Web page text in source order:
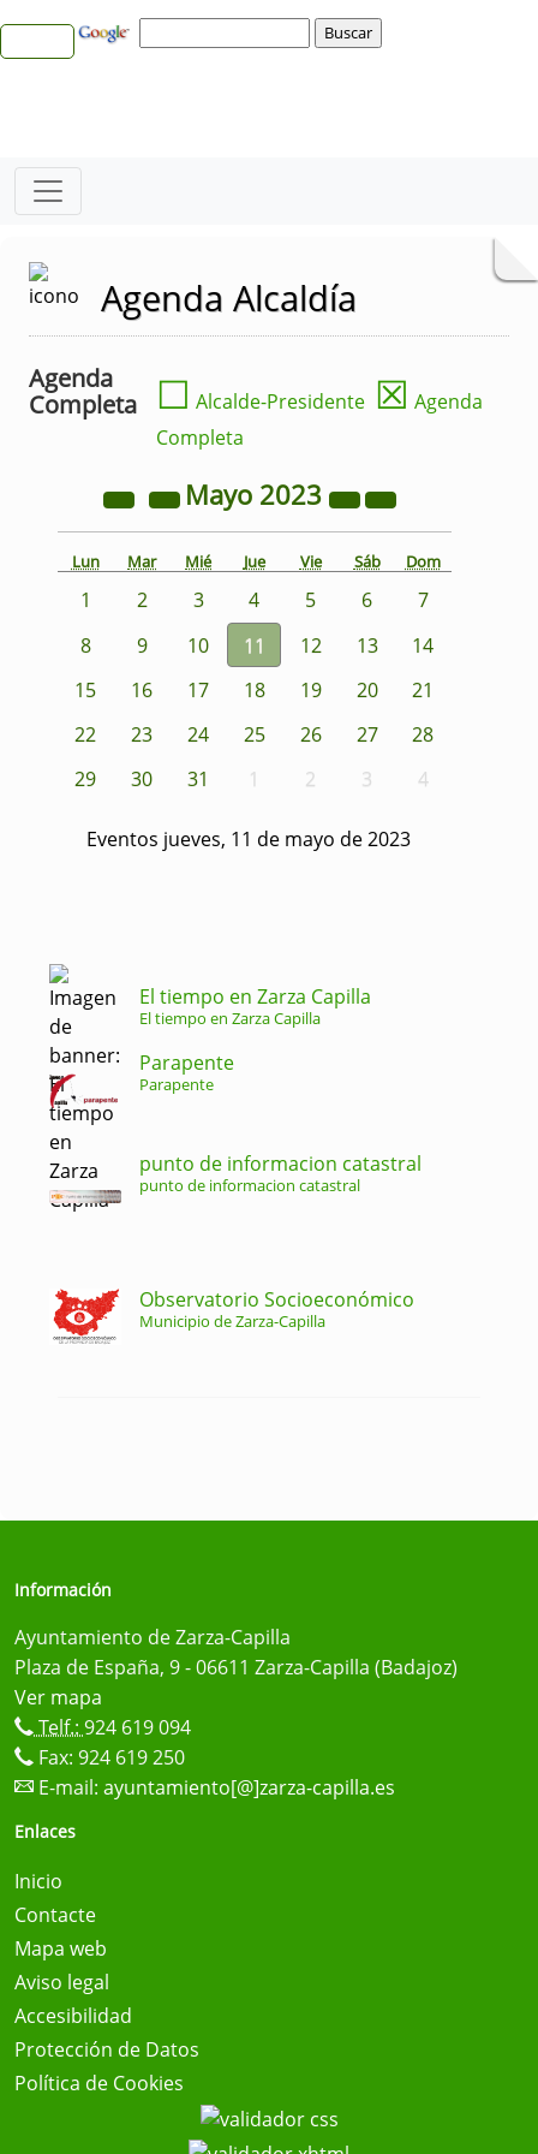
Agenda Alcaldía
Agenda
Completa
☐ Alcalde-Presidente ☒ Agenda
Completa
Mayo 2023
Lun Mar Mié Jue Vie Sáb Dom
1 2 3 4 5 6
7
8
9 10 11 12 13
14
15
16 17 18 19 20
21
22
23 24 25 26 27
28
29
30 31 1 2 3 4
Eventos jueves, 11 de mayo de 2023
El tiempo en Zarza Capilla
El tiempo en Zarza Capilla
Parapente
Parapente
punto de informacion catastral
punto de informacion catastral
Observatorio Socioeconómico
Municipio de Zarza-Capilla
Información
Ayuntamiento de Zarza-Capilla
Plaza de España, 9 - 06611 Zarza-Capilla (Badajoz)
Ver mapa
Telf.: 924 619 094
Fax: 924 619 250
E-mail: ayuntamiento[@]zarza-capilla.es
Enlaces
Inicio
Contacte
Mapa web
Aviso legal
Accesibilidad
Protección de Datos
Política de Cookies